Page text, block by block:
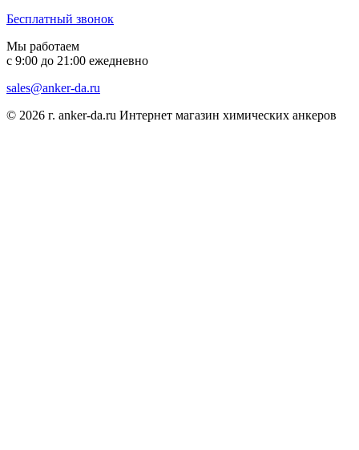
Бесплатный звонок
Мы работаем
с 9:00 до 21:00 ежедневно
sales@anker-da.ru
© 2026 г. anker-da.ru Интернет магазин химических анкеров